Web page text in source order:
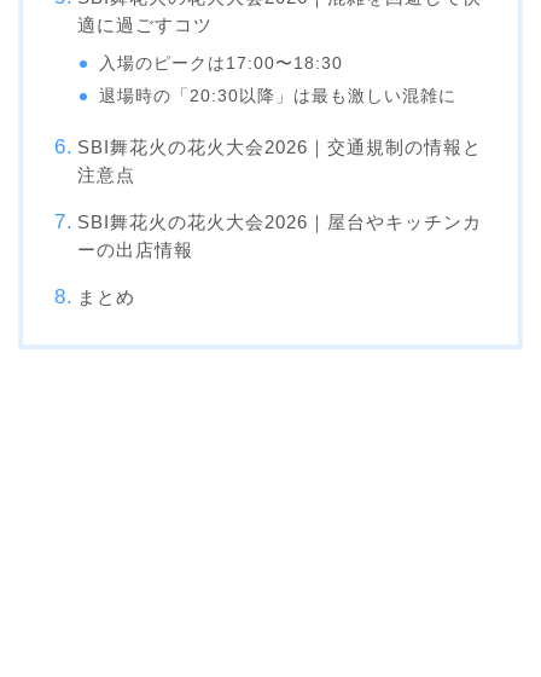
適に過ごすコツ
入場のピークは17:00〜18:30
退場時の「20:30以降」は最も激しい混雑に
SBI舞花火の花火大会2026｜交通規制の情報と
注意点
SBI舞花火の花火大会2026｜屋台やキッチンカ
ーの出店情報
まとめ